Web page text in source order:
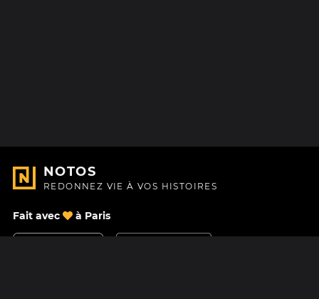
NOTOS
REDONNEZ VIE À VOS HISTOIRES
Fait avec à Paris